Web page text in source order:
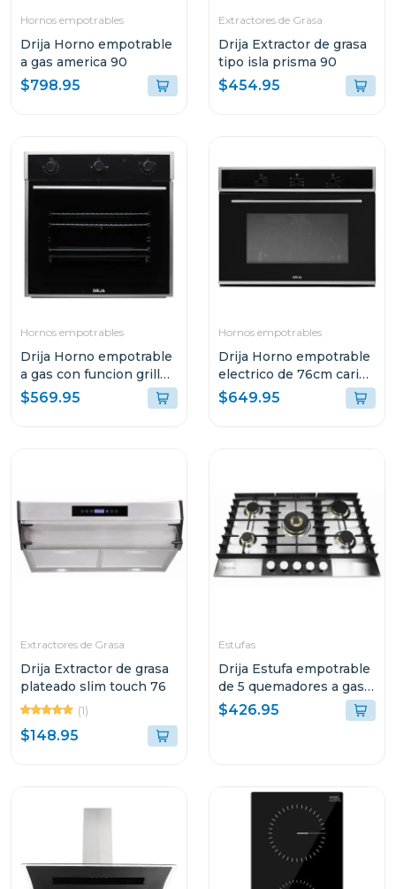
Hornos empotrables
Drija Horno empotrable
a gas america 90
$798.95
Extractores de Grasa
Drija Extractor de grasa
tipo isla prisma 90
$454.95
Hornos empotrables
Drija Horno empotrable
a gas con funcion grill
europa 60
$569.95
Hornos empotrables
Drija Horno empotrable
electrico de 76cm caribe
76
$649.95
Extractores de Grasa
Drija Extractor de grasa
plateado slim touch 76
(1)
$148.95
Estufas
Drija Estufa empotrable
de 5 quemadores a gas
livorno 76 professionale
$426.95